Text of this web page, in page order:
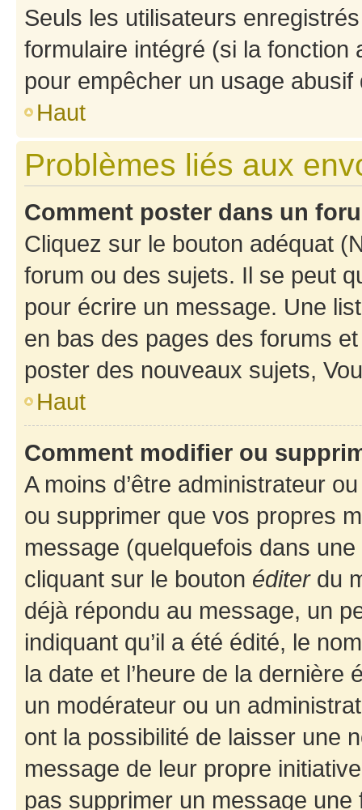
Seuls les utilisateurs
formulaire intégré (si la fonction
pour empêcher un usage
Haut
Problèmes liés aux
Comment poster dans un
Cliquez sur le bouton adéquat
forum ou des sujets. Il se peut
pour écrire un message. Une
en bas des pages des forums
poster des nouveaux sujets,
Haut
Comment modifier ou
A moins d’être administrateur
ou supprimer que vos propres
message (quelquefois dans
cliquant sur le bouton éditerdu
déjà répondu au message, un
indiquant qu’il a été édité, le
la date et l’heure de la dernière
un modérateur ou un
ont la possibilité de laisser une
message de leur propre
pas supprimer un message une